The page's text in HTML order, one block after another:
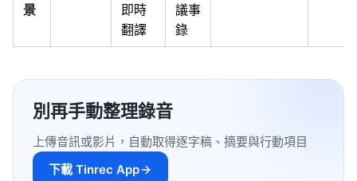
景
即時
翻譯
議事
錄
別再手動整理錄音
上傳音訊或影片，自動取得逐字稿、摘要與行動項目
下載 Tinrec App